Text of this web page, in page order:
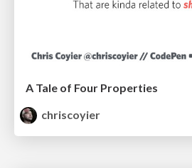
A Tale of Four Properties
chriscoyier